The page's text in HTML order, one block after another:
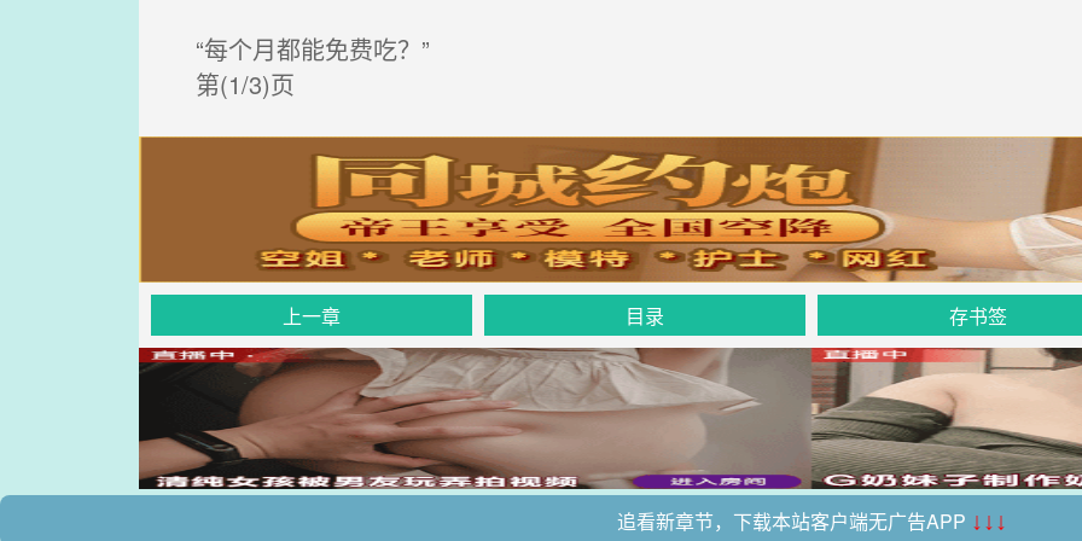
“每个月都能免费吃？”
第(1/3)页
上一章 目录 存书签
追看新章节，下载本站客户端无广告APP ↓↓↓